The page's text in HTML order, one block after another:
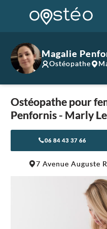
Magalie
Ostéopathe
Ostéopathe pour
Penfornis - Marly
06 84 43 37 66
7 Avenue Auguste